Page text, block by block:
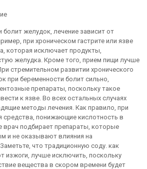
болит желудок, лечение зависит от
при хроническом гастрите или язве
которая исключает продукты,
желудка. Кроме того, прием пищи лучше
стремительном развитии хронического
при беременности болит сильно,
препараты, поскольку такое
к язве. Во всех остальных случаях
методы лечения. Как правило, при
средства, понижающие кислотность в
врач подбирает препараты, которые
и не оказывают влияния на
что традиционную соду. как
изжоги, лучше исключить, поскольку
вещества в скором времени будет